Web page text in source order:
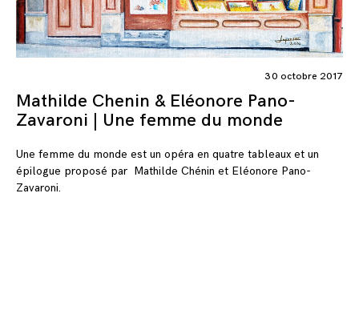
30 octobre 2017
Mathilde Chenin & Eléonore Pano-
Zavaroni | Une femme du monde
Une femme du monde est un opéra en quatre tableaux et un
épilogue proposé par Mathilde Chénin et Eléonore Pano-
Zavaroni.